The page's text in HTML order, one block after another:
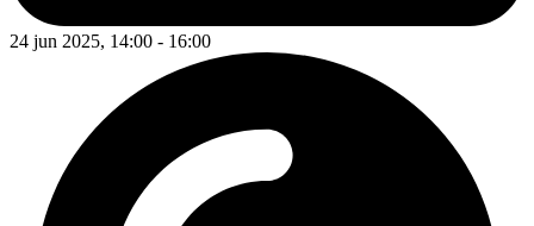
24 jun 2025, 14:00 - 16:00